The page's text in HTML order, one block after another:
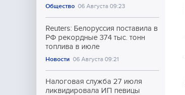
Общество 06 Августа 09:23
Reuters: Белоруссия поставила в
РФ рекордные 374 тыс. тонн
топлива в июле
Новости 06 Августа 09:21
Налоговая служба 27 июля
ликвидировала ИП певицы